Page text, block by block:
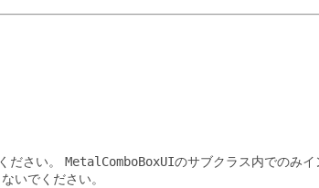
さい。 MetalComboBoxUIのサブクラス内でのみイ
いでください。